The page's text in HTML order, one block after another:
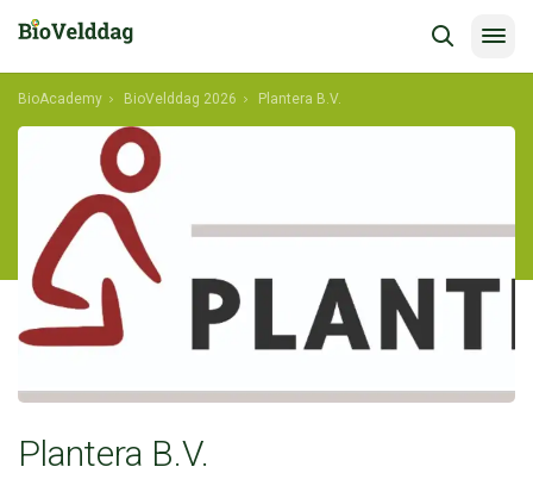
BioAcademy BioVelddag 2026 Plantera B.V.
Plantera B.V.